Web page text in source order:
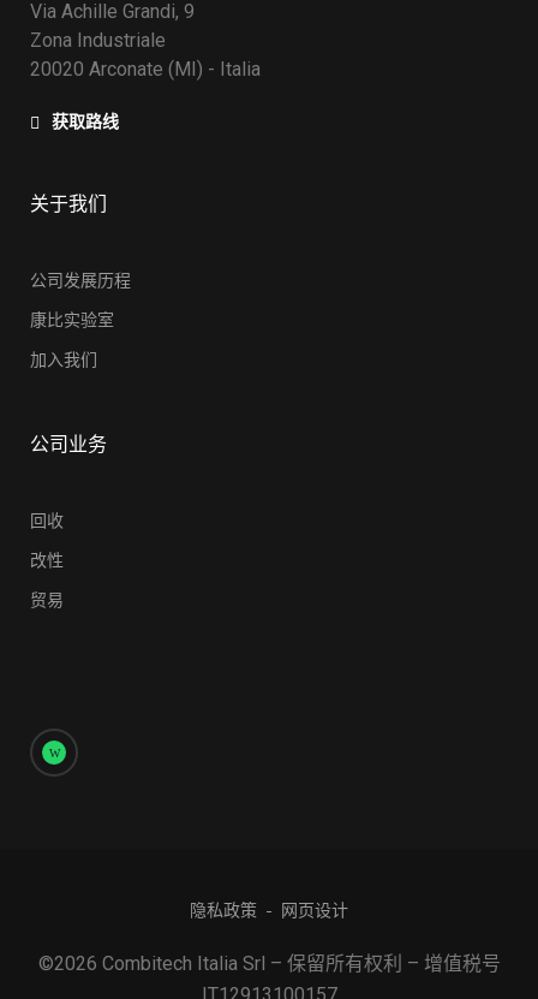
Via Achille Grandi, 9
Zona Industriale
20020 Arconate (MI) - Italia
获取路线
关于我们
公司发展历程
康比实验室
加入我们
公司业务
回收
改性
贸易
隐私政策 网页设计
©2026 Combitech Italia Srl – 保留所有权利 – 增值税号